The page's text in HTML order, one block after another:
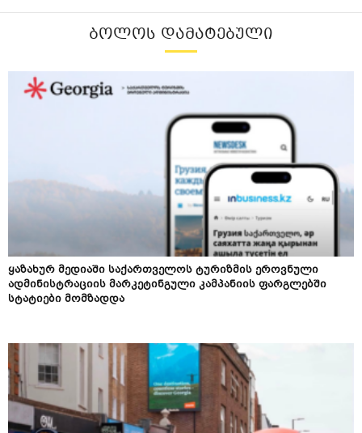
ᲑᲝᲚᲝᲡ ᲓᲐᲛᲐᲢᲔᲑᲣᲚᲘ
ყაზახურ მედიაში საქართველოს ტურიზმის ეროვნული
ადმინისტრაციის მარკეტინგული კამპანიის ფარგლებში
სტატიები მომზადდა